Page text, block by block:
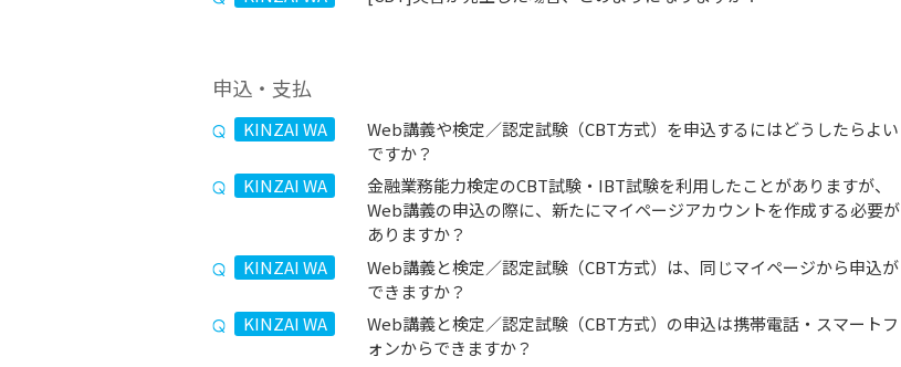
申込・支払
KINZAI WA
Web講義や検定／認定試験（CBT方式）を申込するにはどうしたらよい
ですか？
KINZAI WA
金融業務能力検定のCBT試験・IBT試験を利用したことがありますが、
Web講義の申込の際に、新たにマイページアカウントを作成する必要が
ありますか？
KINZAI WA
Web講義と検定／認定試験（CBT方式）は、同じマイページから申込が
できますか？
KINZAI WA
Web講義と検定／認定試験（CBT方式）の申込は携帯電話・スマートフ
ォンからできますか？